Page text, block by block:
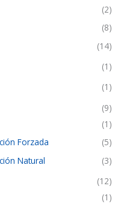
(2)
(8)
(14)
(1)
(1)
(9)
(1)
Forzada
(5)
Natural
(3)
(12)
(1)